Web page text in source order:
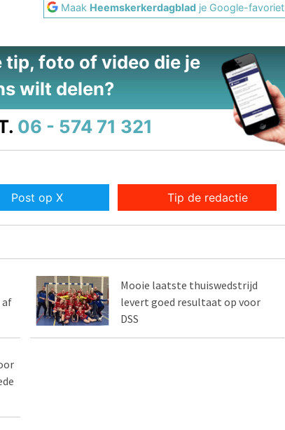
Maak Heemskerkerdagblad je Google-favoriet
tip, foto of video die je
wilt delen?
06 - 574 71 321
Post op X Tip de redactie
af
Mooie laatste thuiswedstrijd
levert goed resultaat op voor
DSS